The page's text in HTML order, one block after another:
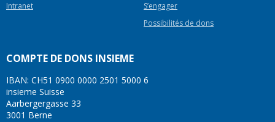
Intranet
S’engager
Possibilités de dons
COMPTE DE DONS INSIEME
IBAN: CH51 0900 0000 2501 5000 6
insieme Suisse
Aarbergergasse 33
3001 Berne